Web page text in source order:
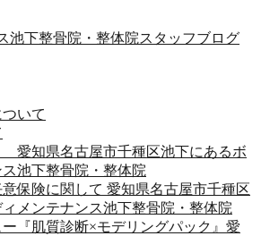
いて
愛知県名古屋市千種区池下にあるボ
池下整骨院・整体院
保険に関して 愛知県名古屋市千種区
メンテナンス池下整骨院・整体院
『肌質診断×モデリングパック』愛